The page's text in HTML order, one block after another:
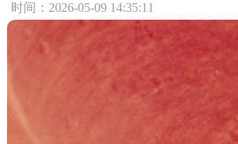
时间：2026-05-09 14:35:11